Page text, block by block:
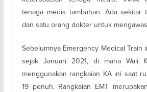
tenaga medis tambahan. Ada sekitar
dan satu orang dokter untuk
Sebelumnya Emergency Medical Train
sejak Januari 2021, di mana Wali
menggunakan rangkaian KA ini saat
19 penuh. Rangkaian EMT